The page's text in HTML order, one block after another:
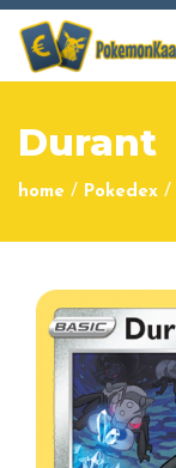
Durant
home / Pokedex /